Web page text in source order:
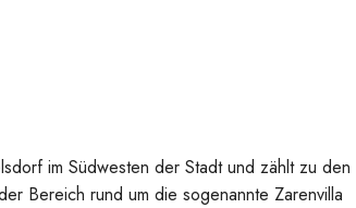
im Südwesten der Stadt und zählt zu den
Bereich rund um die sogenannte Zarenvilla